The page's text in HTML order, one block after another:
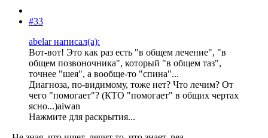
#33
abelar написал(а):
Вот-вот! Это как раз есть "в общем лечение", "в
общем позвоночника", который "в общем таз",
точнее "шея", а вообще-то "спина"...
Диагноза, по-видимому, тоже нет? Что лечим? От
чего "помогает"? (КТО "помогает" в общих чертах
ясно...)aiwan
Нажмите для раскрытия...